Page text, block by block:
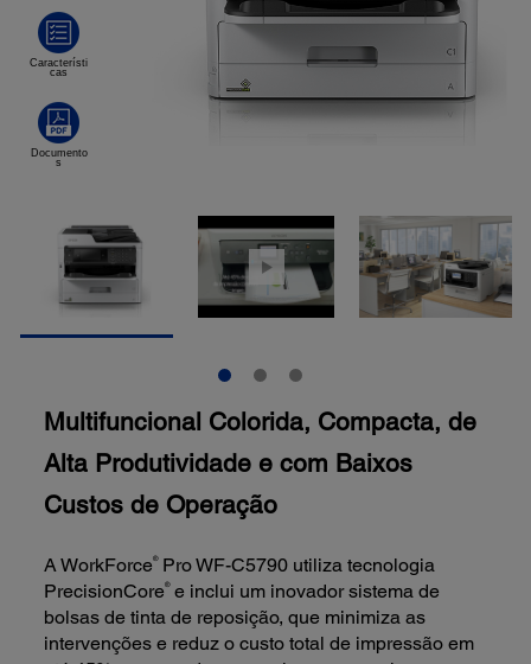
Multifuncional Colorida, Compacta, de
Alta Produtividade e com Baixos
Custos de Operação
A WorkForce®Pro WF-C5790 utiliza tecnologia
PrecisionCore®e inclui um inovador sistema de
bolsas de tinta de reposição, que minimiza as
intervenções e reduz o custo total de impressão em